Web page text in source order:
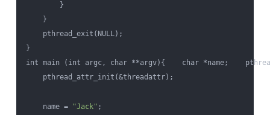
}
}
pthread_exit(NULL);
}
int main (int argc, char **argv){    char *name;
pthread_attr_init(&threadattr);
name = "Jack" ;